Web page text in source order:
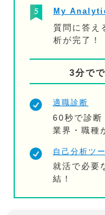
My
質問に答え
析が完了！
3分で
適職診断
60秒で診断
業界・職種
自己分析ツ
就活で必要
結！